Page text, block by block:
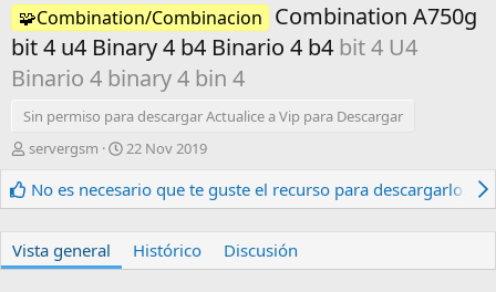
🧩Combination/Combinacion Combination A750g
bit 4 u4 Binary 4 b4 Binario 4 b4 bit 4 U4
Binario 4 binary 4 bin 4
Sin permiso para descargar Actualice a Vip para Descargar
A
t
o
servergsm
F
c
h
e
22 Nov 2019
No es necesario que te guste el recurso para descargarlo.
Vista general Histórico Discusión